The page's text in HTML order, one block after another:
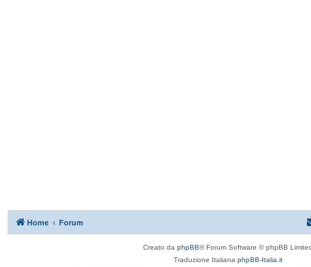
Home Forum
Creato da phpBB® Forum Software © phpBB
Traduzione Italiana phpBB-Italia.it